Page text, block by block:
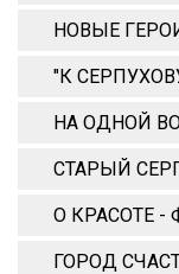
НОВЫЕ
"К
НА ОДНОЙ
СТАРЫЙ
О КРАСОТЕ -
ГОРОД